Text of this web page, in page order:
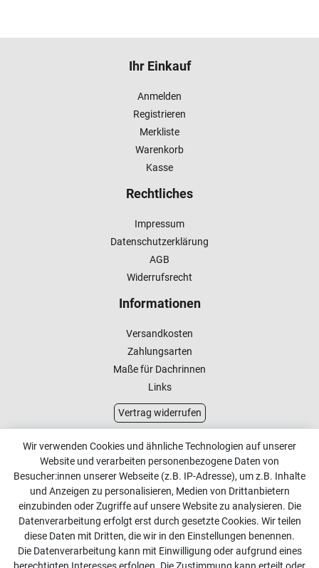
Ihr Einkauf
Anmelden
Registrieren
Merkliste
Warenkorb
Kasse
Rechtliches
Impressum
Datenschutzerklärung
AGB
Widerrufsrecht
Informationen
Versandkosten
Zahlungsarten
Maße für Dachrinnen
Links
Vertrag widerrufen
Kundenservice
Kontakt
Online Retourenservice
Kontakt
info@dachdecker-shop.de
Wir verwenden Cookies und ähnliche Technologien auf unserer
Website und verarbeiten personenbezogene Daten von
Besucher:innen unserer Webseite (z.B. IP-Adresse), um z.B. Inhalte
und Anzeigen zu personalisieren, Medien von Drittanbietern
einzubinden oder Zugriffe auf unsere Website zu analysieren. Die
Datenverarbeitung erfolgt erst durch gesetzte Cookies. Wir teilen
diese Daten mit Dritten, die wir in den Einstellungen benennen.
Die Datenverarbeitung kann mit Einwilligung oder aufgrund eines